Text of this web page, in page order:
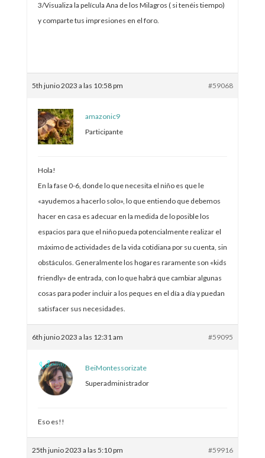
3/Visualiza la película Ana de los Milagros ( si tenéis tiempo)
y comparte tus impresiones en el foro.
5th junio 2023 a las 10:58 pm #59068
amazonic9
Participante
Hola!
En la fase 0-6, donde lo que necesita el niño es que le
«ayudemos a hacerlo solo», lo que entiendo que debemos
hacer en casa es adecuar en la medida de lo posible los
espacios para que el niño pueda potencialmente realizar el
máximo de actividades de la vida cotidiana por su cuenta, sin
obstáculos. Generalmente los hogares raramente son «kids
friendly» de entrada, con lo que habrá que cambiar algunas
cosas para poder incluir a los peques en el día a día y puedan
satisfacer sus necesidades.
6th junio 2023 a las 12:31 am #59095
BeiMontessorizate
Superadministrador
Eso es!!
25th junio 2023 a las 5:10 pm #59916